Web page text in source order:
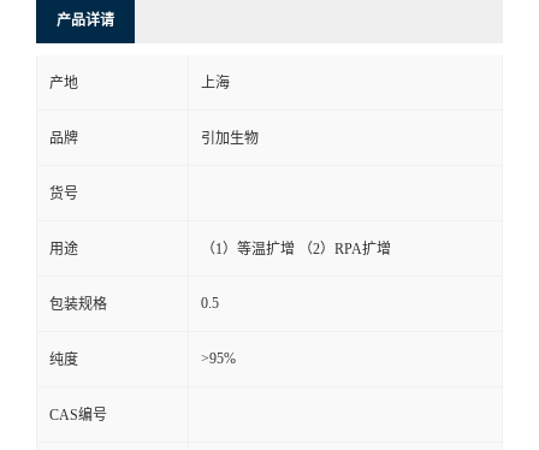
产品详请
产地 上海
品牌 引加生物
货号
用途 （1）等温扩增 （2）RPA扩增
包装规格 0.5
纯度 >95%
CAS编号